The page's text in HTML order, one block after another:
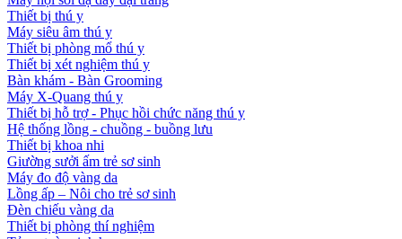
Thiết bị thú y
Máy siêu âm thú y
Thiết bị phòng mổ thú y
Thiết bị xét nghiệm thú y
Bàn khám - Bàn Grooming
Máy X-Quang thú y
Thiết bị hỗ trợ - Phục hồi chức năng thú y
Hệ thống lồng - chuồng - buồng lưu
Thiết bị khoa nhi
Giường sưởi ấm trẻ sơ sinh
Máy đo độ vàng da
Lồng ấp – Nôi cho trẻ sơ sinh
Đèn chiếu vàng da
Thiết bị phòng thí nghiệm